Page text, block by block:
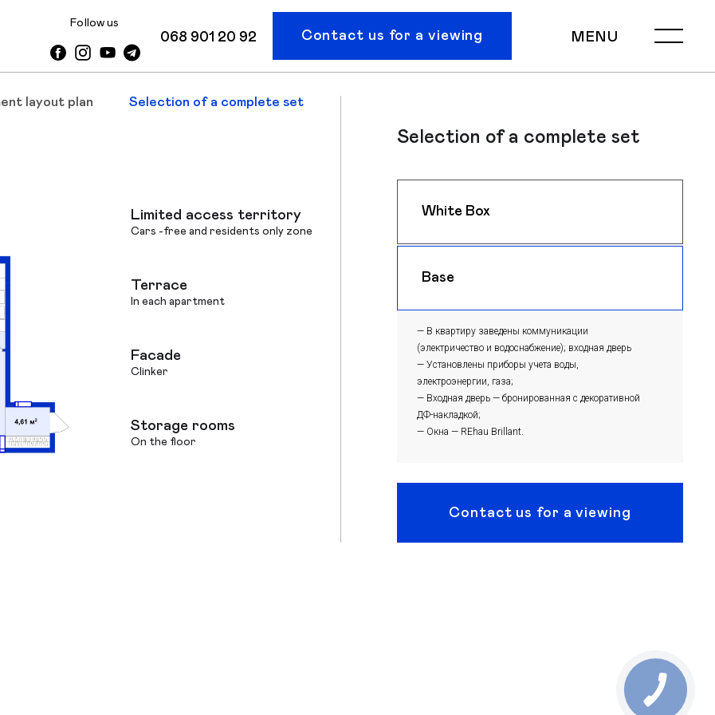
Follow us
068 901 20 92 Contact us for a viewing MENU
layout plan Selection of a complete set
Limited access territory
Cars -free and residents only zone
Terrace
In each apartment
Facade
Clinker
Storage rooms
On the floor
Selection of a complete set
White Box
Base
— В квартиру заведены коммуникации
(электричество и водоснабжение); входная дверь
— Установлены приборы учета воды,
электроэнергии, газа;
— Входная дверь — бронированная с декоративной
ДФ-накладкой;
— Окна — REhau Brillant.
Contact us for a viewing